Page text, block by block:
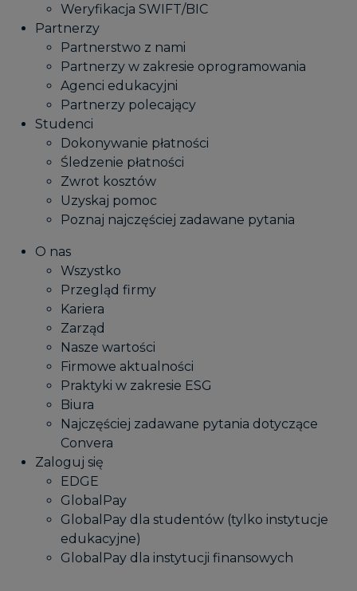
Weryfikacja SWIFT/BIC
Partnerzy
Partnerstwo z nami
Partnerzy w zakresie oprogramowania
Agenci edukacyjni
Partnerzy polecający
Studenci
Dokonywanie płatności
Śledzenie płatności
Zwrot kosztów
Uzyskaj pomoc
Poznaj najczęściej zadawane pytania
O nas
Wszystko
Przegląd firmy
Kariera
Zarząd
Nasze wartości
Firmowe aktualności
Praktyki w zakresie ESG
Biura
Najczęściej zadawane pytania dotyczące
Convera
Zaloguj się
EDGE
GlobalPay
GlobalPay dla studentów (tylko instytucje
edukacyjne)
GlobalPay dla instytucji finansowych